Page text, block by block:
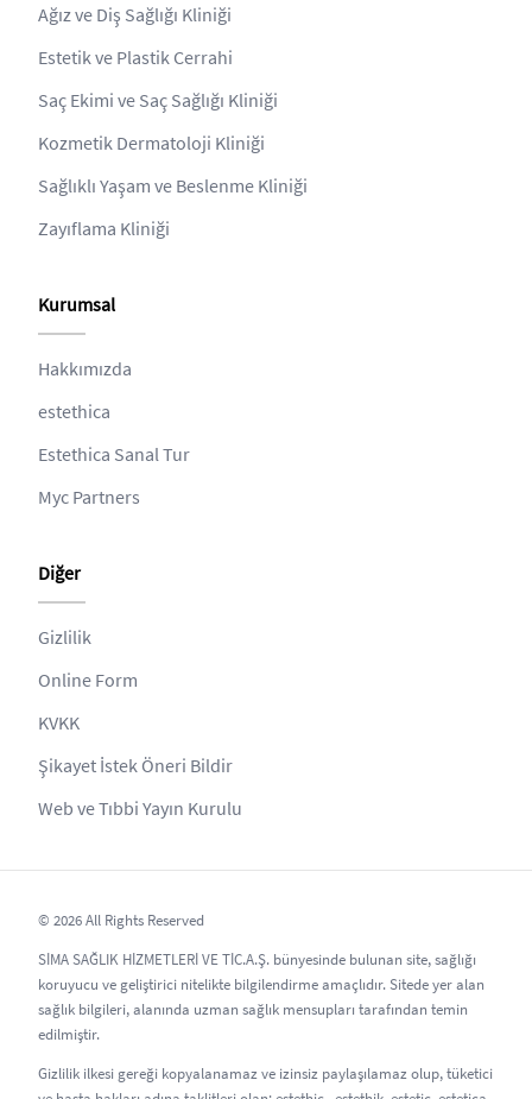
Ağız ve Diş Sağlığı Kliniği
Estetik ve Plastik Cerrahi
Saç Ekimi ve Saç Sağlığı Kliniği
Kozmetik Dermatoloji Kliniği
Sağlıklı Yaşam ve Beslenme Kliniği
Zayıflama Kliniği
Kurumsal
Hakkımızda
estethica
Estethica Sanal Tur
Myc Partners
Diğer
Gizlilik
Online Form
KVKK
Şikayet İstek Öneri Bildir
Web ve Tıbbi Yayın Kurulu
© 2026 All Rights Reserved
SİMA SAĞLIK HİZMETLERİ VE TİC.A.Ş. bünyesinde bulunan site, sağlığı
koruyucu ve geliştirici nitelikte bilgilendirme amaçlıdır. Sitede yer alan
sağlık bilgileri, alanında uzman sağlık mensupları tarafından temin
edilmiştir.
Gizlilik ilkesi gereği kopyalanamaz ve izinsiz paylaşılamaz olup, tüketici